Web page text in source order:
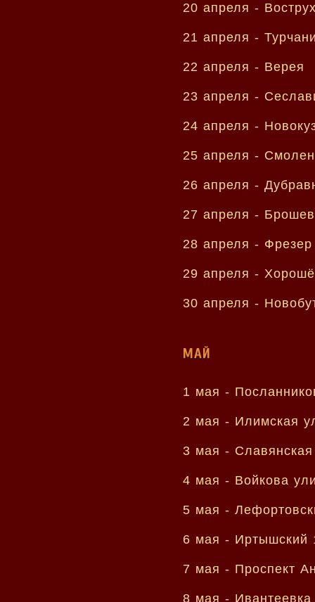
20 апреля -
21 апреля -
22 апреля - Верея
23 апреля -
24 апреля -
25 апреля -
26 апреля -
27 апреля -
28 апреля -
29 апреля -
30 апреля -
МАЙ
1 мая -
2 мая - Илимская
3 мая -
4 мая - Войкова
5 мая -
6 мая - Иртышский
7 мая - Проспект
8 мая - Ивантеевка